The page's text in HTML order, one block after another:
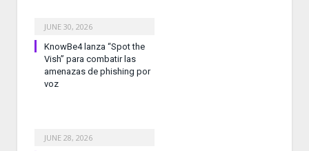
JUNE 30, 2026
KnowBe4 lanza “Spot the
Vish” para combatir las
amenazas de phishing por
voz
JUNE 28, 2026